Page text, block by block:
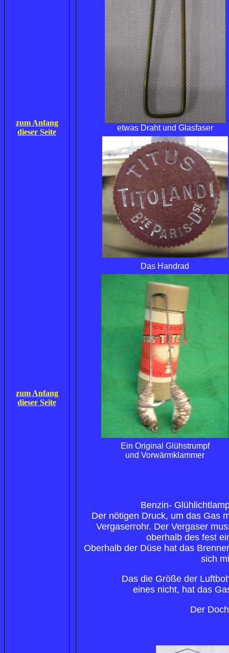
zum Anfang
dieser Seite
zum Anfang
dieser Seite
etwas Draht und Glasfaser
Das Handrad
Ein Original Glühstrumpf
und Vorwärmklammer
Benzin-
Der nötigen Druck, um das Gas
Vergaserrohr. Der Vergaser
oberhalb des fest
Oberhalb der Düse hat das
sich
Das die Größe der
eines nicht, hat das
Der